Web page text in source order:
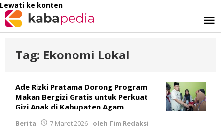
Lewati ke konten
Tag: Ekonomi Lokal
Ade Rizki Pratama Dorong Program
Makan Bergizi Gratis untuk Perkuat
Gizi Anak di Kabupaten Agam
Berita 7 Maret 2026 oleh Tim Redaksi